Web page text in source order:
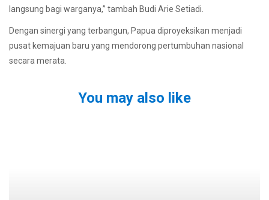
langsung bagi warganya,” tambah Budi Arie Setiadi.
Dengan sinergi yang terbangun, Papua diproyeksikan menjadi
pusat kemajuan baru yang mendorong pertumbuhan nasional
secara merata.
You may also like